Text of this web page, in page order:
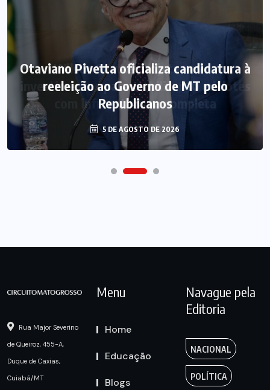
Otaviano Pivetta oficializa candidatura à
reeleição ao Governo de MT pelo
Republicanos
5 DE AGOSTO DE 2026
Rua Major Severino
de Queiroz, 455-A,
Duque de Caxias,
Cuiabá/MT
Menu
Home
Educação
Blogs
Navague pela
Editoria
NACIONAL
POLÍTICA